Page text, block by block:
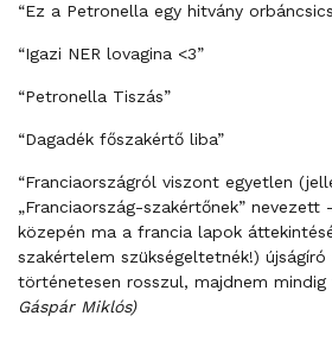
“Ez a Petronella egy hitvány
“Igazi NER lovagina <3”
“Petronella Tiszás”
“Dagadék főszakértő liba”
“Franciaországról viszont egyetlen
„Franciaország-szakértőnek” nevezett
közepén ma a francia lapok
szakértelem szükségeltetnék!)
történetesen rosszul, majdnem mindig
Gáspár Miklós)